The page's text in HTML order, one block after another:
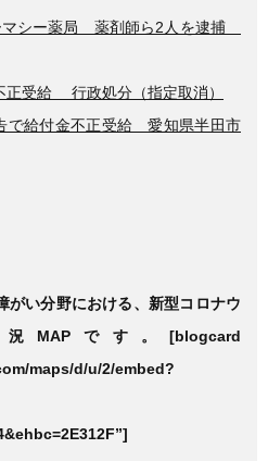
マシー薬局 薬剤師ら2人を逮捕
受給 行政処分（指定取消）
給付金不正受給 愛知県半田市
がい分野における、新型コロナウ
MAPです。[blogcard
maps/d/u/2/embed?